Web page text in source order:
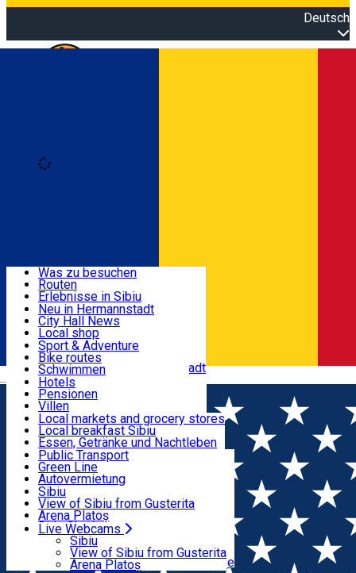
Deutsch
Română
Nützliche informationen
Aktivitäten & Abenteuer
Unterkunft
Essen, Getränke & Nachtleben
Transport & Parken
Live Webcams
Was zu besuchen
Routen
Erlebnisse in Sibiu
Podcast
Kultur
Museen
Kirchen
Parks, Zoo
Im Umkreis von Hermannstadt
Neu in Hermannstadt
City Hall News
Local shop
Sibiu Handwerker
Sibiul Verde
Public services
Bildung
Wie komme ich nach Sibiu?
Touristeninfo
Reiseführer
Guided tours
Local publication
Schönheitssalon
Sport & Adventure
Bike routes
Schwimmen
Reiten
Fitnessstudio
Loc de joacă indoor
Loc de joacă outdoor
Ski
Eislaufen
Yoga
Hotels
Pensionen
Villen
Hostels
Motels
Camping
Zimmer zu vermieten
Wohnungen
Unterkunft außerhalb von Sibiu
Local markets and grocery stores
Local breakfast Sibiu
Essen, Getränke und Nachtleben
Pizza
Fast Food
Kaffeestube
Konditorei
Pub, Bar
Nachtclubs
Bäckerei
Public Transport
Green Line
Autovermietung
Fahrad verleih
Scooter rentals
Taxi
Ride Sharing
Park-Tickets
Parkplätze
Ladestationen für Elektrofahrzeuge
Sibiu
View of Sibiu from Gusterita
Arena Platoș
Live Webcams
Sibiu
View of Sibiu from Gusterita
Arena Platoș
Home Film Prieteni Imaginari (2D) DUB